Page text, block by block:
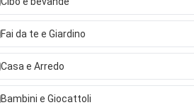
Fai da te e Giardino
Casa e Arredo
Bambini e Giocattoli